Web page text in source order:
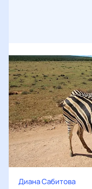
Диана Сабитова